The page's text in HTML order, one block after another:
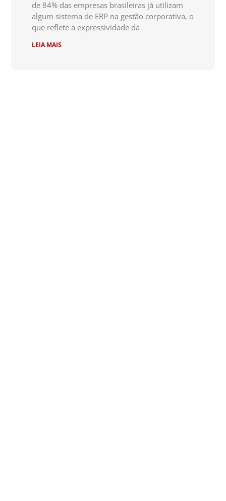
de 84% das empresas brasileiras já utilizam
algum sistema de ERP na gestão corporativa, o
que reflete a expressividade da
LEIA MAIS